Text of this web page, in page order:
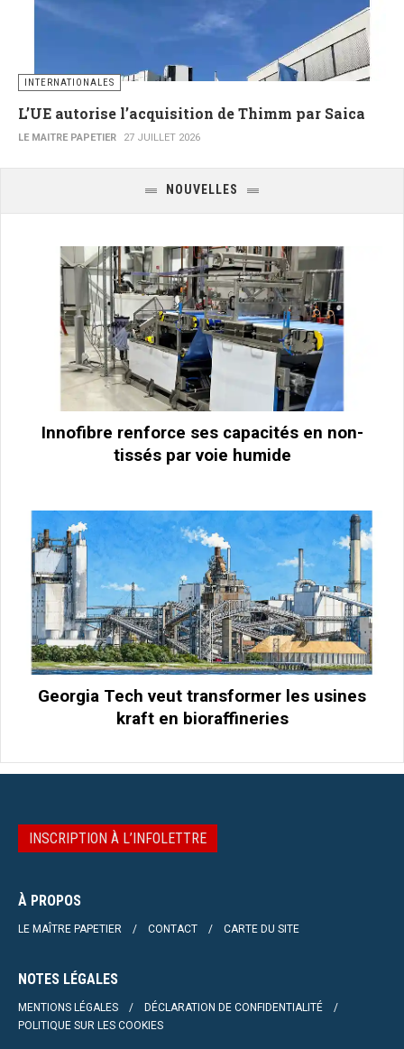
INTERNATIONALES
L’UE autorise l’acquisition de Thimm par Saica
LE MAITRE PAPETIER 27 JUILLET 2026
NOUVELLES
Innofibre renforce ses capacités en non-
tissés par voie humide
Georgia Tech veut transformer les usines
kraft en bioraffineries
INSCRIPTION À L’INFOLETTRE
À PROPOS
LE MAÎTRE PAPETIER CONTACT CARTE DU SITE
NOTES LÉGALES
MENTIONS LÉGALES
DÉCLARATION DE CONFIDENTIALITÉ
POLITIQUE SUR LES COOKIES